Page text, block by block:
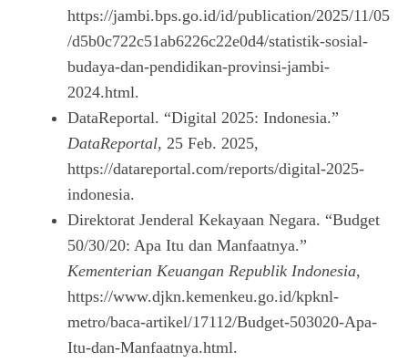
https://jambi.bps.go.id/id/publication/2025/11/05
/d5b0c722c51ab6226c22e0d4/statistik-sosial-
budaya-dan-pendidikan-provinsi-jambi-
2024.html.
DataReportal. “Digital 2025: Indonesia.”
DataReportal, 25 Feb. 2025,
https://datareportal.com/reports/digital-2025-
indonesia.
Direktorat Jenderal Kekayaan Negara. “Budget
50/30/20: Apa Itu dan Manfaatnya.”
Kementerian Keuangan Republik Indonesia,
https://www.djkn.kemenkeu.go.id/kpknl-
metro/baca-artikel/17112/Budget-503020-Apa-
Itu-dan-Manfaatnya.html.